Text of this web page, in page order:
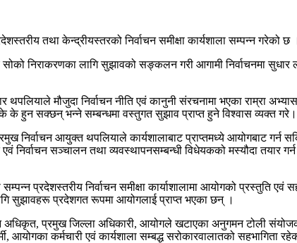
तथा केन्द्रीयस्तरको निर्वाचन समीक्षा कार्यशाला सम्पन्न गरेको छ
निराकरणका लागि सुझावको सङ्कलन गरी आगामी निर्वाचनमा
मौजुदा निर्वाचन नीति एवं कानुनी संरचनामा भएका राम्रा
के के हुन सक्छन् भन्ने सम्बन्धमा वस्तुगत सुझाव प्राप्त हुने विश्वास व्यक्त गरे।
निर्वाचन आयुक्त थपलियाले कार्यशालाबाट प्राप्तमध्ये आयोगबाट
निर्वाचन सञ्चालन तथा व्यवस्थापनसम्बन्धी विधेयकको मस्यौदा तयार
प्रदेशस्तरीय निर्वाचन समीक्षा कार्याशालामा आयोगको प्रस्तुति एवं
सुझावहरू प्रदेशगत रूपमा आयोगलाई प्राप्त भएका छन् ।
प्रमुख जिल्ला अधिकारी, आयोगले खटाएका अनुगमन टोली
आयोगका कर्मचारी एवं कार्यशाला सम्बद्ध सरोकारवालातको सहभागिता